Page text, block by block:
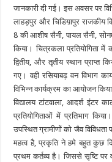
जानकारी दी गई। इस अवसर पर
लाहड़पुर और चिडिय़ापुर राजकीय
8 की आशीष सैनी, पायल सैनी,
किया। चित्रकला प्रतियोगिता
द्वितीय, और तृतीय स्थान प्राप्त
गए। वही रसियाबढ़ वन विभाग
विभिन्न कार्यक्रम का आयोजन
विद्यालय टांटवाला, आदर्श इंटर
प्रतियोगिताओं में प्रतिभाग
उपस्थित ग्रामीणों को जैव
महत्व है, प्रकृति ने हमे बहुत कुछ
प्रथम कर्तव्य है। जिससे सृष्टि पर